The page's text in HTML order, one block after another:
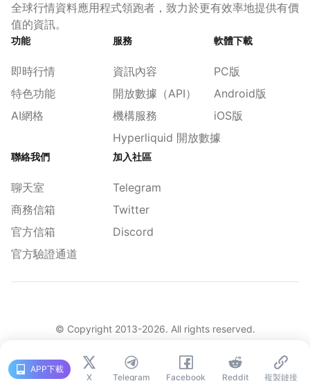
APP下載
X
Telegram Facebook Reddit 複製鏈接
全球行情資料應用程式領跑者，致力於更有效率地提供有價
值的資訊。
功能
即時行情
特色功能
AI網格
服務
資訊內容
開放數據（API）
機構服務
Hyperliquid 開放數據
軟體下載
PC版
Android版
iOS版
聯絡我們
聊天室
商務信箱
官方信箱
官方驗證通道
加入社區
Telegram
Twitter
Discord
© Copyright 2013-2026. All rights reserved.
简体繁體 |舊版